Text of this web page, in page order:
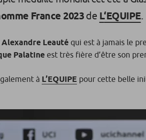
France 2023 de L‘EQUIPE.
Alexandre Leauté qui est à jamais le
Palatine est très fière d’être son
à L’EQUIPE pour cette belle